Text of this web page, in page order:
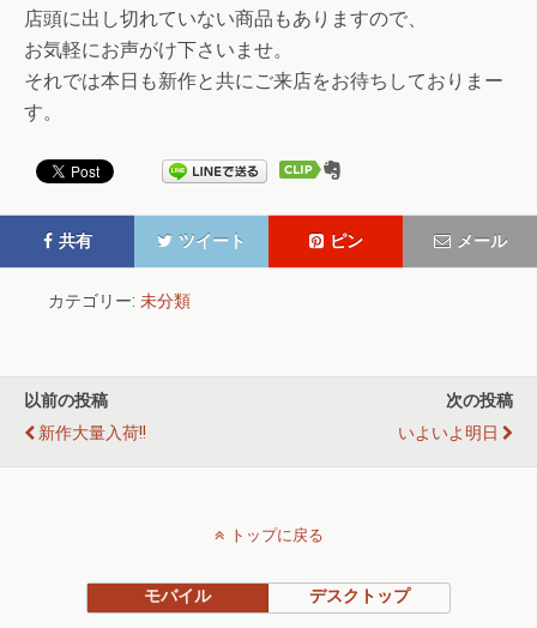
店頭に出し切れていない商品もありますので、
お気軽にお声がけ下さいませ。
それでは本日も新作と共にご来店をお待ちしておりまー
す。
共有 ツイート ピン メール
カテゴリー: 未分類
以前の投稿
新作大量入荷!!
次の投稿
いよいよ明日
トップに戻る
モバイル デスクトップ